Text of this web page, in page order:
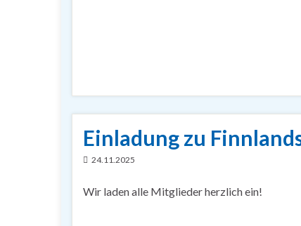
Einladung zu
24.11.2025
Wir laden alle Mitglieder herzlich ein!